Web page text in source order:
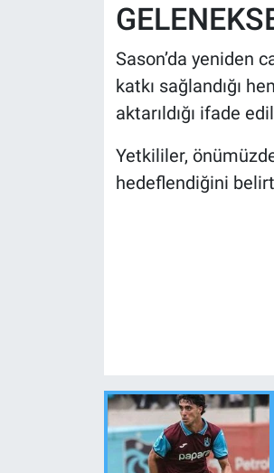
Sason’da yeniden
katkı sağlandığı
aktarıldığı ifade
Yetkililer,
hedeflendiğini